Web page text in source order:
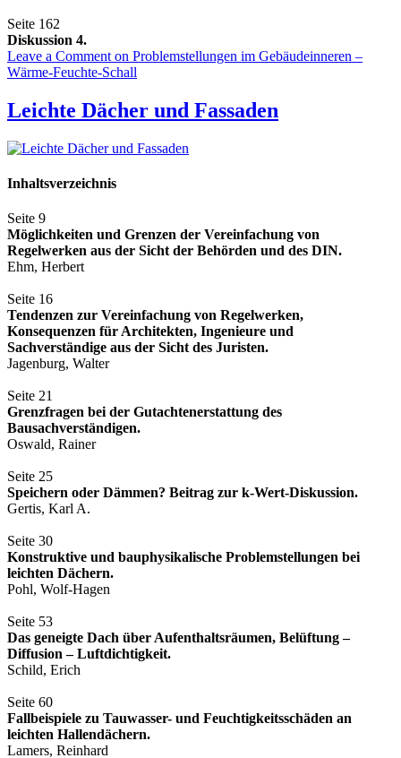
Seite 162
Diskussion 4.
Leave a Comment on Problemstellungen im Gebäudeinneren –
Wärme-Feuchte-Schall
Leichte Dächer und Fassaden
Inhaltsverzeichnis
Seite 9
Möglichkeiten und Grenzen der Vereinfachung von
Regelwerken aus der Sicht der Behörden und des DIN.
Ehm, Herbert
Seite 16
Tendenzen zur Vereinfachung von Regelwerken,
Konsequenzen für Architekten, Ingenieure und
Sachverständige aus der Sicht des Juristen.
Jagenburg, Walter
Seite 21
Grenzfragen bei der Gutachtenerstattung des
Bausachverständigen.
Oswald, Rainer
Seite 25
Speichern oder Dämmen? Beitrag zur k-Wert-Diskussion.
Gertis, Karl A.
Seite 30
Konstruktive und bauphysikalische Problemstellungen bei
leichten Dächern.
Pohl, Wolf-Hagen
Seite 53
Das geneigte Dach über Aufenthaltsräumen, Belüftung –
Diffusion – Luftdichtigkeit.
Schild, Erich
Seite 60
Fallbeispiele zu Tauwasser- und Feuchtigkeitsschäden an
leichten Hallendächern.
Lamers, Reinhard